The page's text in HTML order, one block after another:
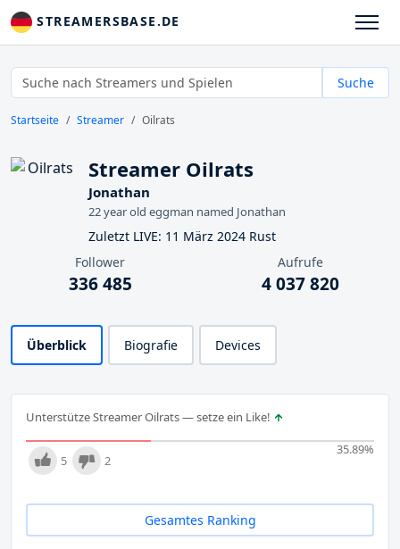
STREAMERSBASE.DE
Suche
Startseite Streamer Oilrats
Streamer Oilrats
Jonathan
22 year old eggman named Jonathan
Zuletzt LIVE: 11 März 2024 Rust
Follower
336 485
Aufrufe
4 037 820
Überblick Biografie Devices
Unterstütze Streamer Oilrats — setze ein Like!
35.89%
5 2
Gesamtes Ranking